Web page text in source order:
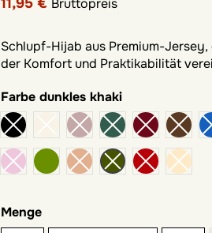
Schlupf-Hijab aus Premium-
der Komfort und Praktikabilität
Farbedunkles khaki
helles Khaki
Menge